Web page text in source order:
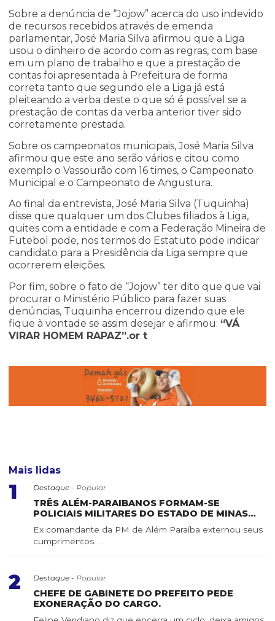
Mais lidas
1 Destaque - Popular
TRÊS ALÉM-PARAIBANOS FORMAM-SE
POLICIAIS MILITARES DO ESTADO DE MINAS
Ex comandante da PM de Além Paraíba externou seus
cumprimentos. ...
2 Destaque - Popular
CHEFE DE GABINETE DO PREFEITO PEDE
EXONERAÇÃO DO CARGO.
Sobre a denúncia de “Jojow” acerca do uso indevido
de recursos recebidos através de emenda
parlamentar, José Maria Silva afirmou que a Liga
usou o dinheiro de acordo com as regras, com base
em um plano de trabalho e que a prestação de
contas foi apresentada à Prefeitura de forma
correta tanto que segundo ele a Liga já está
pleiteando a verba deste o que só é possível se a
prestação de contas da verba anterior tiver sido
corretamente prestada.
Sobre os campeonatos municipais, José Maria Silva
afirmou que este ano serão vários e citou como
exemplo o Vassourão com 16 times, o Campeonato
Municipal e o Campeonato de Angustura.
Ao final da entrevista, José Maria Silva (Tuquinha)
disse que qualquer um dos Clubes filiados à Liga,
quites com a entidade e com a Federação Mineira de
Futebol pode, nos termos do Estatuto pode indicar
candidato para a Presidência da Liga sempre que
ocorrerem eleições.
Por fim, sobre o fato de “Jojow” ter dito que que vai
procurar o Ministério Público para fazer suas
denúncias, Tuquinha encerrou dizendo que ele
fique à vontade se assim desejar e afirmou: “VÁ
VIRAR HOMEM RAPAZ”.or t